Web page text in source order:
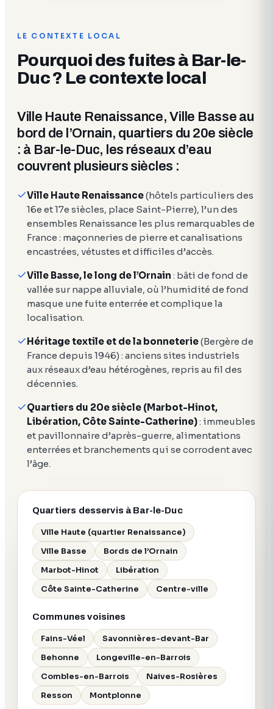
LE CONTEXTE LOCAL
Pourquoi des fuites à Bar-le-
Duc ? Le contexte local
Ville Haute Renaissance, Ville Basse au
bord de l’Ornain, quartiers du 20e siècle
: à Bar-le-Duc, les réseaux d’eau
couvrent plusieurs siècles :
Ville Haute Renaissance(hôtels particuliers des
16e et 17e siècles, place Saint-Pierre), l’un des
ensembles Renaissance les plus remarquables de
France : maçonneries de pierre et canalisations
encastrées, vétustes et difficiles d’accès.
Ville Basse, le long de l’Ornain : bâti de fond de
vallée sur nappe alluviale, où l’humidité de fond
masque une fuite enterrée et complique la
localisation.
Héritage textile et de la bonneterie(Bergère de
France depuis 1946) : anciens sites industriels
aux réseaux d’eau hétérogènes, repris au fil des
décennies.
Quartiers du 20e siècle (Marbot-Hinot,
Libération, Côte Sainte-Catherine): immeubles
et pavillonnaire d’après-guerre, alimentations
enterrées et branchements qui se corrodent avec
l’âge.
Quartiers desservis à Bar-le-Duc
Ville Haute (quartier Renaissance)
Ville Basse
Bords de l’Ornain
Marbot-Hinot
Libération
Côte Sainte-Catherine
Centre-ville
Communes voisines
Fains-Véel
Savonnières-devant-Bar
Behonne
Longeville-en-Barrois
Combles-en-Barrois
Naives-Rosières
Resson
Montplonne